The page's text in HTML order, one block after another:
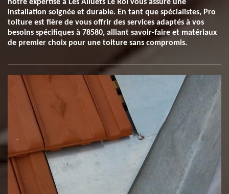
notre expertise à Les Alluets Le Roi vous assure une
installation soignée et durable. En tant que spécialistes, Pro
toiture est fière de vous offrir des services adaptés à vos
besoins spécifiques à 78580, alliant savoir-faire et matériaux
de premier choix pour une toiture sans compromis.